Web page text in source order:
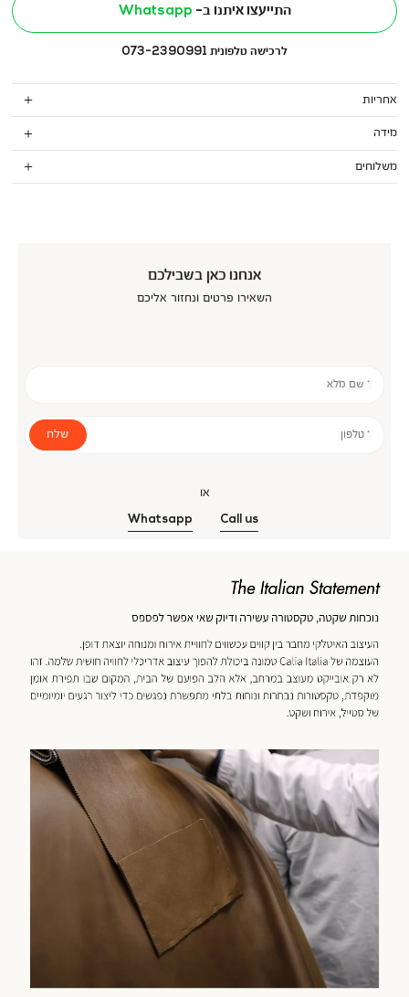
התייעצו איתנו ב- Whatsapp
לרכישה טלפונית 073-2390991
אחריות
מידה
משלוחים
אנחנו כאן בשבילכם
השאירו פרטים ונחזור אליכם
* שם מלא
* טלפון שלח
או
Call us
Whatsapp
טכנולוגיה